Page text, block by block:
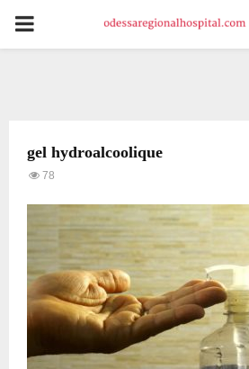
PRIMARY
gel hydroalcoolique
78